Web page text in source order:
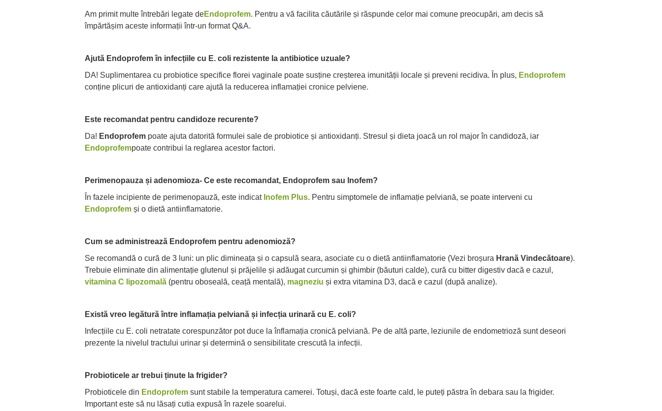
Am primit multe întrebări legate deEndoprofem. Pentru a vă facilita căutările și răspunde celor mai comune preocupări, am decis să
împărtășim aceste informații într-un format Q&A.
Ajută Endoprofem în infecțiile cu E. coli rezistente la antibiotice uzuale?
DA! Suplimentarea cu probiotice specifice florei vaginale poate susține creșterea imunității locale și preveni recidiva. În plus, Endoprofem
conține plicuri de antioxidanți care ajută la reducerea inflamației cronice pelviene.
Este recomandat pentru candidoze recurente?
Da! Endoprofem poate ajuta datorită formulei sale de probiotice și antioxidanți. Stresul și dieta joacă un rol major în candidoză, iar
Endoprofempoate contribui la reglarea acestor factori.
Perimenopauza și adenomioza- Ce este recomandat, Endoprofem sau Inofem?
În fazele incipiente de perimenopauză, este indicat Inofem Plus. Pentru simptomele de inflamație pelviană, se poate interveni cu
Endoprofem și o dietă antiinflamatorie.
Cum se administrează Endoprofem pentru adenomioză?
Se recomandă o cură de 3 luni: un plic dimineața și o capsulă seara, asociate cu o dietă antiinflamatorie (Vezi broșura Hrană Vindecătoare).
Trebuie eliminate din alimentație glutenul și prăjelile și adăugat curcumin și ghimbir (băuturi calde), cură cu bitter digestiv dacă e cazul,
vitamina C lipozomală (pentru oboseală, ceață mentală), magneziu și extra vitamina D3, dacă e cazul (după analize).
Există vreo legătură între inflamația pelviană și infecția urinară cu E. coli?
Infecțiile cu E. coli netratate corespunzător pot duce la înflamația cronică pelviană. Pe de altă parte, leziunile de endometrioză sunt deseori
prezente la nivelul tractului urinar și determină o sensibilitate crescută la infecții.
Probioticele ar trebui ținute la frigider?
Probioticele din Endoprofem sunt stabile la temperatura camerei. Totuși, dacă este foarte cald, le puteți păstra în debara sau la frigider.
Important este să nu lăsați cutia expusă în razele soarelui.